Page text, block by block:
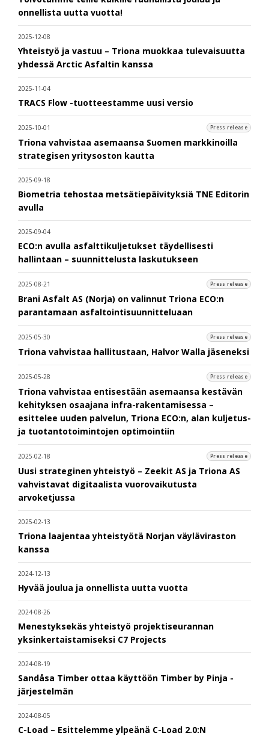
onnellista uutta vuotta!
2025-12-08
Yhteistyö ja vastuu – Triona muokkaa tulevaisuutta
yhdessä Arctic Asfaltin kanssa
2025-11-04
TRACS Flow -tuotteestamme uusi versio
2025-10-01 Press release
Triona vahvistaa asemaansa Suomen markkinoilla
strategisen yritysoston kautta
2025-09-18
Biometria tehostaa metsätiepäivityksiä TNE Editorin
avulla
2025-09-04
ECO:n avulla asfalttikuljetukset täydellisesti
hallintaan – suunnittelusta laskutukseen
2025-08-21 Press release
Brani Asfalt AS (Norja) on valinnut Triona ECO:n
parantamaan asfaltointisuunnitteluaan
2025-05-30 Press release
Triona vahvistaa hallitustaan, Halvor Walla jäseneksi
2025-05-28 Press release
Triona vahvistaa entisestään asemaansa kestävän
kehityksen osaajana infra-rakentamisessa –
esittelee uuden palvelun, Triona ECO:n, alan kuljetus-
ja tuotantotoimintojen optimointiin
2025-02-18 Press release
Uusi strateginen yhteistyö – Zeekit AS ja Triona AS
vahvistavat digitaalista vuorovaikutusta
arvoketjussa
2025-02-13
Triona laajentaa yhteistyötä Norjan väyläviraston
kanssa
2024-12-13
Hyvää joulua ja onnellista uutta vuotta
2024-08-26
Menestyksekäs yhteistyö projektiseurannan
yksinkertaistamiseksi C7 Projects
2024-08-19
Sandåsa Timber ottaa käyttöön Timber by Pinja -
järjestelmän
2024-08-05
C-Load – Esittelemme ylpeänä C-Load 2.0:N